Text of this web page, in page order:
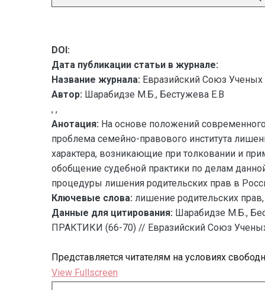
DOI:
Дата публикации статьи в журнале:
Название журнала: Евразийский Союз
Автор: Шарабидзе М.Б., Бестужева Е.В
, ,
Анотация: На основе положений современного
проблема семейно-правового института
характера, возникающие при толковании и
обобщение судебной практики по делам
процедуры лишения родительских прав в
Ключевые слова: лишение родительских
Данные для цитирования: Шарабидзе М.Б.,
ПРАКТИКИ (66-70) // Евразийский Союз
Представляется читателям на условиях
View Fullscreen